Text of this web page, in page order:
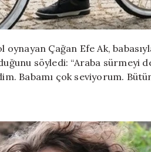
oynayan Çağan Efe Ak,
söyledi: “Araba sürmeyi
Babamı çok seviyorum.